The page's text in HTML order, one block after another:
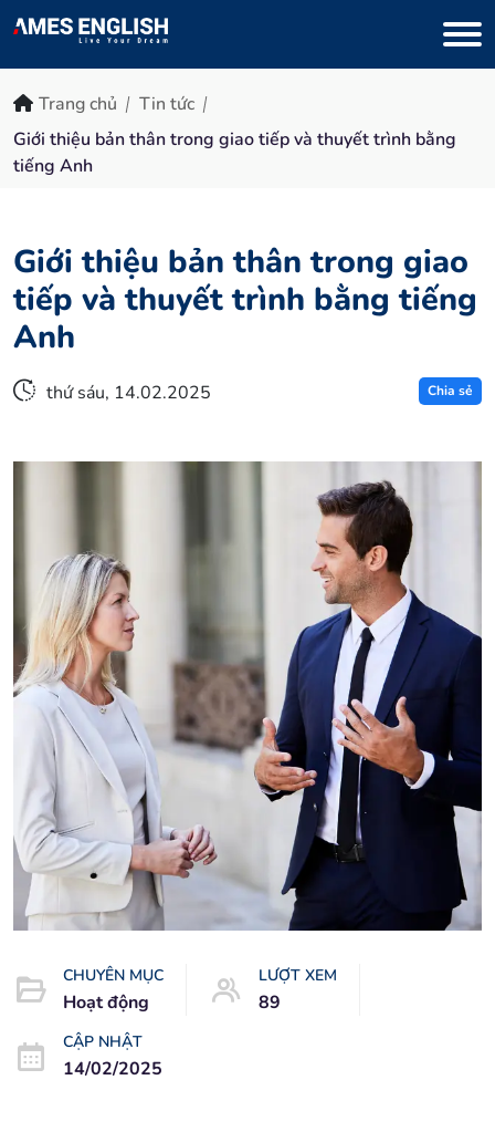
Trang chủ
Tin tức
Giới thiệu bản thân trong giao tiếp và thuyết trình bằng
tiếng Anh
Giới thiệu bản thân trong giao
tiếp và thuyết trình bằng tiếng
Anh
thứ sáu, 14.02.2025 Chia sẻ
CHUYÊN MỤC
Hoạt động
LƯỢT XEM
89
CẬP NHẬT
14/02/2025